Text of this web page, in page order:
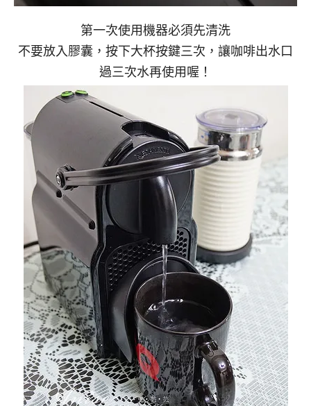
第一次使用機器必須先清洗
不要放入膠囊，按下大杯按鍵三次，讓咖啡出水口
過三次水再使用喔！